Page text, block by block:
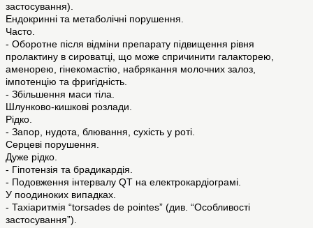
застосування).
Ендокринні та метаболічні порушення.
Часто.
- Оборотне після відміни препарату підвищення рівня
пролактину в сироватці, що може спричинити галакторею,
аменорею, гінекомастію, набрякання молочних залоз,
імпотенцію та фригідність.
- Збільшення маси тіла.
Шлунково-кишкові розлади.
Рідко.
- Запор, нудота, блювання, сухість у роті.
Серцеві порушення.
Дуже рідко.
- Гіпотензія та брадикардія.
- Подовження інтервалу QT на електрокардіограмі.
У поодиноких випадках.
- Тахіаритмія “torsades de pointes” (див. “Особливості
застосування”).